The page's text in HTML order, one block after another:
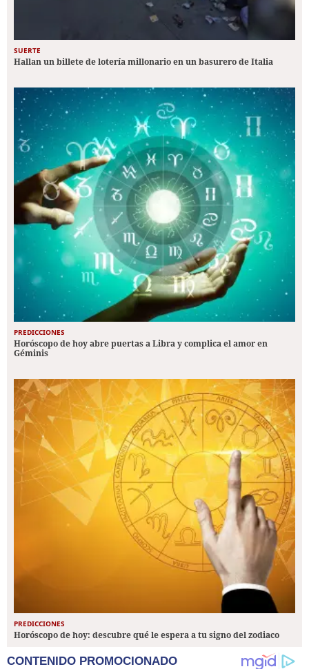
SUERTE
Hallan un billete de lotería millonario en un basurero de Italia
PREDICCIONES
Horóscopo de hoy abre puertas a Libra y complica el amor en
Géminis
PREDICCIONES
Horóscopo de hoy: descubre qué le espera a tu signo del zodiaco
CONTENIDO PROMOCIONADO